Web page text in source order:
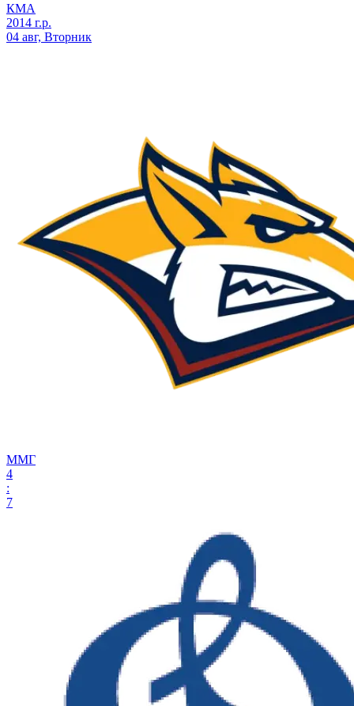
КМА
2014 г.р.
04 авг, Вторник
ММГ
4
:
7